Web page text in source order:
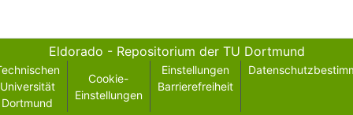
Eldorado - Repositorium der TU Dortmund
Universität
Dortmund
Cookie-
Einstellungen
Einstellungen
Barrierefreiheit